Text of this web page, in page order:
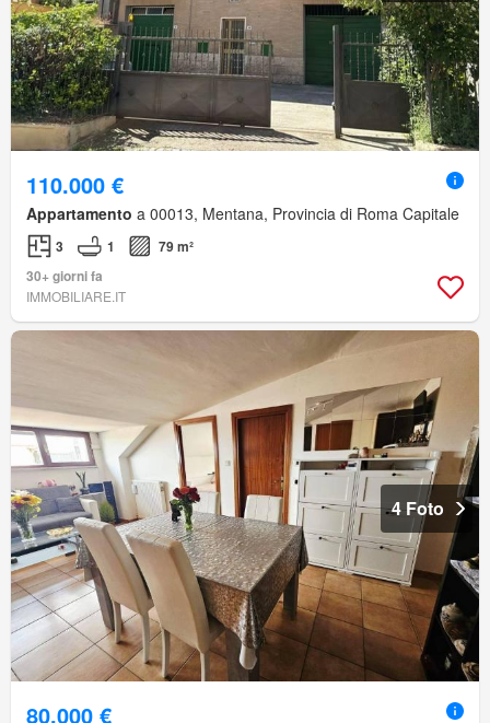
110.000 €
Appartamento a 00013, Mentana, Provincia di Roma Capitale
3 1
79 m²
30+ giorni fa
IMMOBILIARE.IT
4 Foto
80.000 €